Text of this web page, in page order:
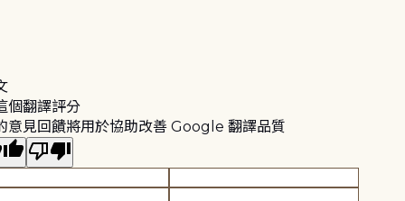
個翻譯評分
意見回饋將用於協助改善 Google 翻譯品質